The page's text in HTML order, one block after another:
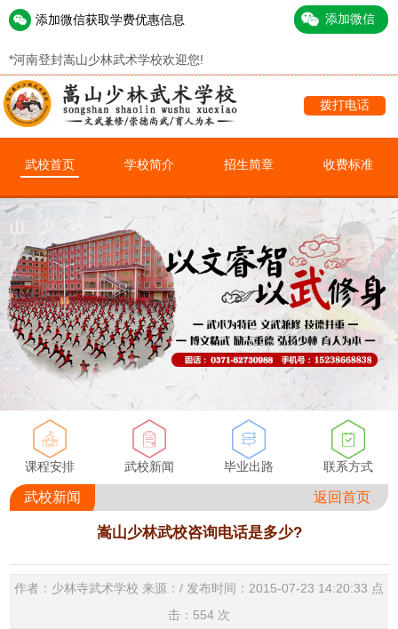
添加微信获取学费优惠信息
*河南登封嵩山少林武术学校欢迎您!
拨打电话
武校首页 学校简介 招生简章 收费标准
课程安排 武校新闻 毕业出路 联系方式
武校新闻 返回首页
嵩山少林武校咨询电话是多少?
作者：少林寺武术学校 来源：/ 发布时间：2015-07-23 14:20:33 点
击： 554 次